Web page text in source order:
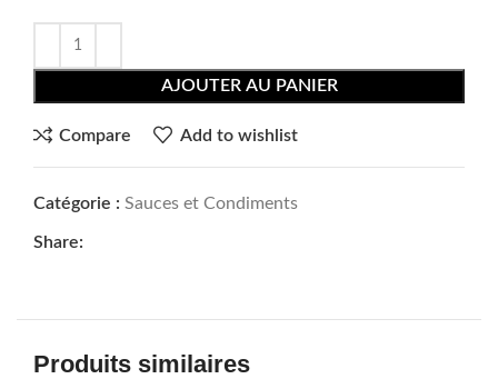
AJOUTER AU PANIER
Compare Add to wishlist
Catégorie : Sauces et Condiments
Share:
Produits similaires